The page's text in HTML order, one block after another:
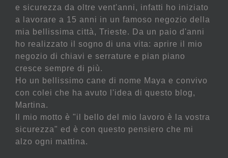
e sicurezza da oltre vent'anni, infatti ho iniziato
a lavorare a 15 anni in un famoso negozio della
mia bellissima città, Trieste. Da un paio d'anni
ho realizzato il sogno di una vita: aprire il mio
negozio di chiavi e serrature e pian piano
cresce sempre di più.
Ho un bellissimo cane di nome Maya e convivo
con colei che ha avuto l'idea di questo blog,
Martina.
Il mio motto è "il bello del mio lavoro è la vostra
sicurezza" ed è con questo pensiero che mi
alzo ogni mattina.